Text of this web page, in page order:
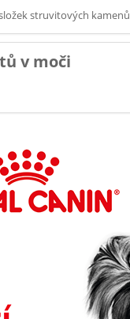
struvitových
v moči